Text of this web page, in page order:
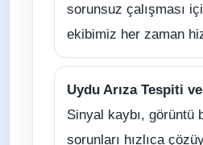
sorunsuz çalışması
ekibimiz her zaman
Uydu Arıza Tespiti ve
Sinyal kaybı, görüntü
sorunları hızlıca